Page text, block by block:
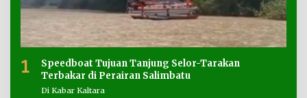
1
Speedboat Tujuan Tanjung Selor-Tarakan
Terbakar di Perairan Salimbatu
Di Kabar Kaltara